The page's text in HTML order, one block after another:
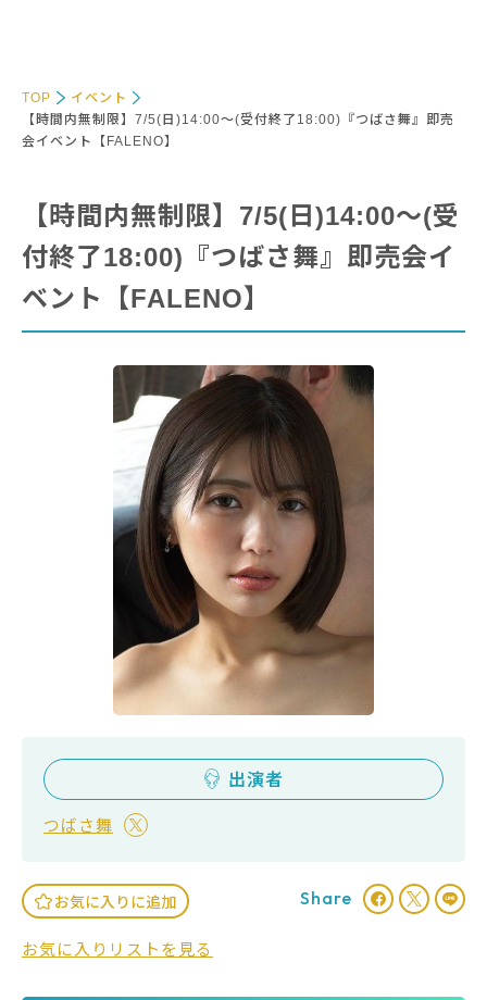
TOP
イベント
【時間内無制限】7/5(日)14:00～(受付終了18:00)『つばさ舞』即売
会イベント【FALENO】
【時間内無制限】7/5(日)14:00～(受
付終了18:00)『つばさ舞』即売会イ
ベント【FALENO】
出演者
つばさ舞
お気に入りに追加
お気に入りリストを見る
Share